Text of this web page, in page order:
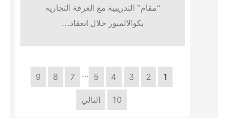
“مقام” التدريبية مع الغرفة التجارية
بكوالالمبور خلال انعقاد…
1
2
3
4
5
…
7
8
9
10 التالي